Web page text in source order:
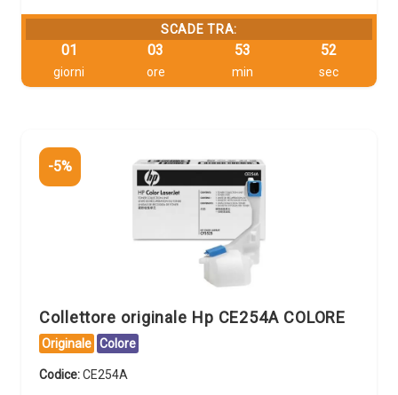
SCADE TRA:
01
giorni
03
ore
53
min
51
sec
-5%
Collettore originale Hp CE254A COLORE
Originale Colore
Codice:CE254A